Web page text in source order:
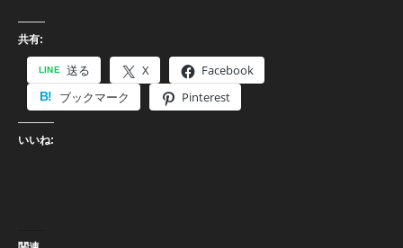
共有:
送る X
Facebook
ブックマーク
Pinterest
いいね: